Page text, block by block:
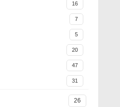
16
7
5
20
47
31
26